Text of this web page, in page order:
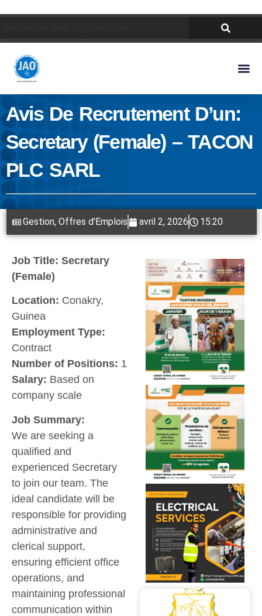
Avis De Recrutement D’un:
Secretary (Female) – TACON
PLC SARL
Gestion, Offres d'Emplois avril 2, 2026 15:20
Job Title: Secretary
(Female)
Location: Conakry,
Guinea
Employment Type:
Contract
Number of Positions: 1
Salary: Based on
company scale
Job Summary:
We are seeking a
qualified and
experienced Secretary
to join our team. The
ideal candidate will be
responsible for providing
administrative and
clerical support,
ensuring efficient office
operations, and
maintaining professional
communication within